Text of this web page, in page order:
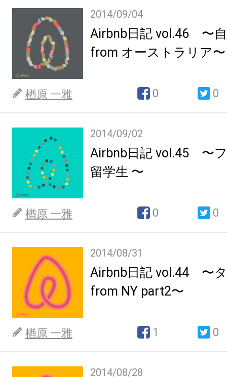
2014/09/04
Airbnb日記 vol.46 〜
from オーストラリア〜
楢原 一雅 0 0
2014/09/02
Airbnb日記 vol.45 〜
留学生 〜
楢原 一雅 0 0
2014/08/31
Airbnb日記 vol.44 〜
from NY part2〜
楢原 一雅 1 0
2014/08/28